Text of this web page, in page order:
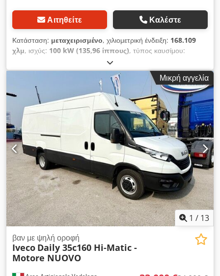
Αιτηθείτε Καλέστε
Κατάσταση: μεταχειρισμένο, χιλιομετρική ένδειξη: 168.109
χλμ, ισχύς: 100 kW (135,96 ίππους), τύπος καυσίμου:
3.500 κιλ
900 κιλ, πρώτη ταξινόμηση:03/2016, κατηγορία εκπομπών:
, Εξοπλισμός:
ABS, υδραυλικό
τιμόνι
, Για πληροφορίες Djdpswyya Rjfx Ak Eowa
Μικρή αγγελία
1 / 13
βαν με ψηλή οροφή
Iveco Daily 35c160 Hi-Matic -
Motore NUOVO